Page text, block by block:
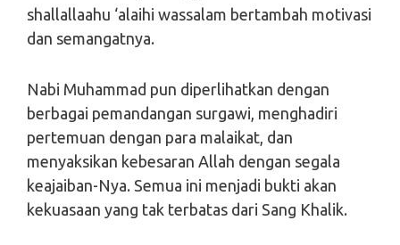
shallallaahu ‘alaihi wassalam bertambah motivasi
dan semangatnya.
Nabi Muhammad pun diperlihatkan dengan
berbagai pemandangan surgawi, menghadiri
pertemuan dengan para malaikat, dan
menyaksikan kebesaran Allah dengan segala
keajaiban-Nya. Semua ini menjadi bukti akan
kekuasaan yang tak terbatas dari Sang Khalik.